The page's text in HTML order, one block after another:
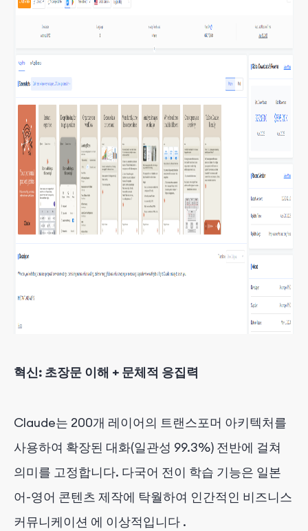
혁신: 초장문 이해 + 문체적 응집력
Claude는 200개 레이어의 트랜스포머 아키텍처를
사용하여 확장된 대화(일관성 99.3%) 전반에 걸쳐
의미를 고정합니다. 다국어 전이 학습 기능은 일본
어-영어 콘텐츠 제작에 탁월하여 인간적인 비즈니스
커뮤니케이션 에 이상적입니다 .